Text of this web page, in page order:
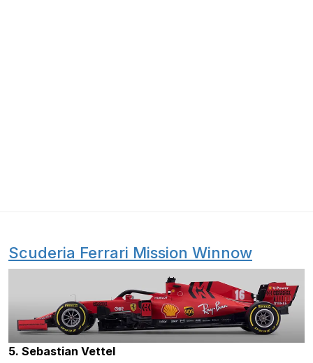
Scuderia Ferrari Mission Winnow
5. Sebastian Vettel